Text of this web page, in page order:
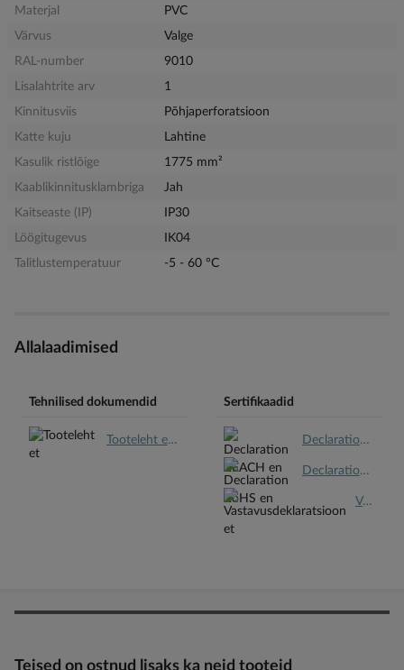
Materjal
PVC
Värvus
Valge
RAL-number
9010
Lisalahtrite arv
1
Kinnitusviis
Põhjaperforatsioon
Katte kuju
Lahtine
Kasulik ristlõige
1775 mm²
Kaablikinnitusklambriga
Jah
Kaitseaste (IP)
IP30
Löögitugevus
IK04
Talitlustemperatuur
-5 - 60 °C
Allalaadimised
Tehnilised dokumendid
Tooteleht et.pdf
Sertifikaadid
Declaration REACH en.pdf
Declaration RoHS en.pdf
Vastavusdeklaratsioon et.pdf
Teised on ostnud lisaks ka neid tooteid